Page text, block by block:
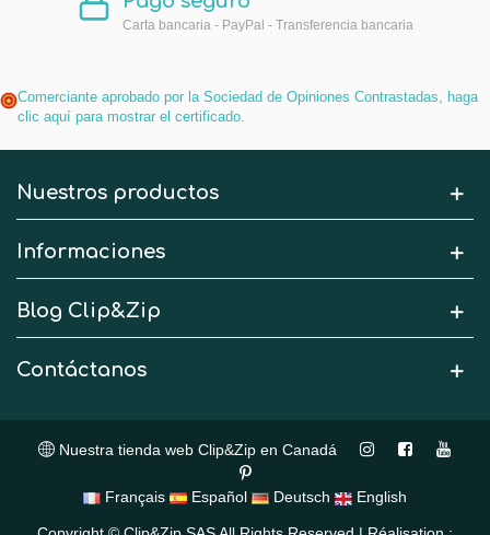
Carta bancaria - PayPal - Transferencia bancaria
Comerciante aprobado por la Sociedad de Opiniones Contrastadas, haga
clic aquí para mostrar el certificado.
Nuestros productos
Informaciones
Blog Clip&Zip
Contáctanos
Nuestra tienda web Clip&Zip en Canadá
Français Español Deutsch English